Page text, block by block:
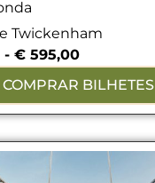
Twickenham
- €595,00
COMPRAR BILHETES